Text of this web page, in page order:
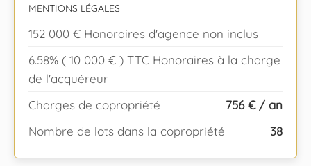
MENTIONS LÉGALES
152 000 € Honoraires d'agence non inclus
6.58% ( 10 000 € ) TTC Honoraires à la charge
de l'acquéreur
Charges de copropriété
756 € / an
Nombre de lots dans la copropriété
38